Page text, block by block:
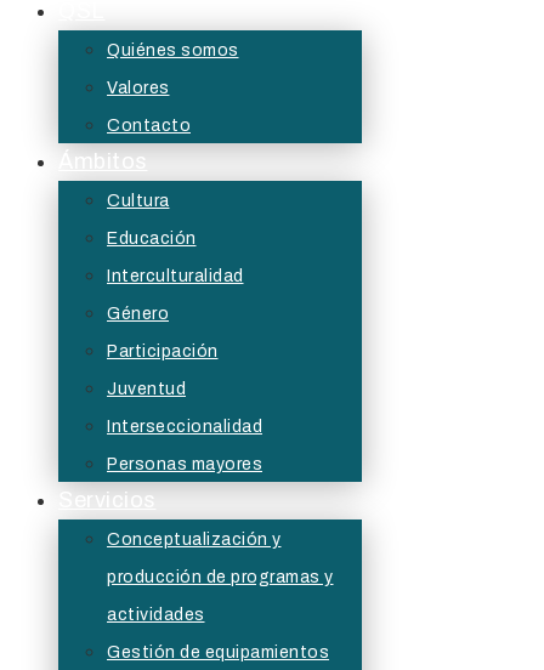
projectes de servei públic des de les àrees de
la cultura, l’educació, la participació i les diversitats.
Quiénes somos
Valores
Contacto
Ámbitos
Cultura
Educación
Interculturalidad
Género
Participación
Juventud
Interseccionalidad
Personas mayores
Servicios
Conceptualización y
producción de programas y
actividades
Gestión de equipamientos